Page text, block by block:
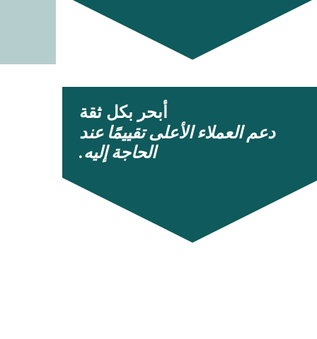
أبحر بكل ثقة
دعم العملاء الأعلى تقييمًا عند
الحاجة إليه.